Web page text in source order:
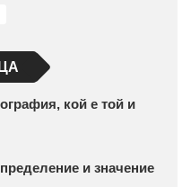
кой е той и
и значение